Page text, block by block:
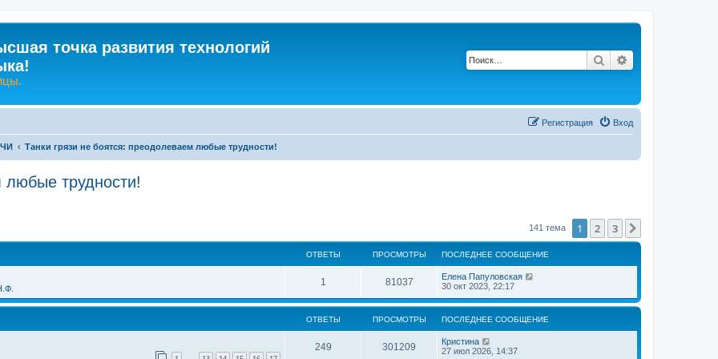
точка развития технологий
Поиск
Вход
Регистрация
Танки грязи не боятся: преодолеваем любые трудности!
любые трудности!
141 тема 1 2 3
ОТВЕТЫ ПРОСМОТРЫ ПОСЛЕДНЕЕ СООБЩЕНИЕ
1
т
в
е
81037П
р
о
с
П
о
л
д
н
е
е
Елена Папуловская
30 окт 2023, 22:17
ОТВЕТЫ ПРОСМОТРЫ ПОСЛЕДНЕЕ СООБЩЕНИЕ
249О
301209
П
о
Кристина
27 июл 2026, 14:37